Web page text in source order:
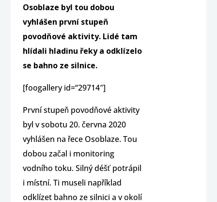
Osoblaze byl tou dobou
vyhlášen první stupeň
povodňové aktivity. Lidé tam
hlídali hladinu řeky a odklízelo
se bahno ze silnice.
[foogallery id=“29714″]
První stupeň povodňové aktivity
byl v sobotu 20. června 2020
vyhlášen na řece Osoblaze. Tou
dobou začal i monitoring
vodního toku. Silný déšť potrápil
i místní. Ti museli například
odklízet bahno ze silnici a v okolí